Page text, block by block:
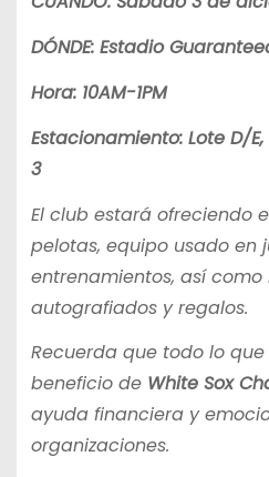
DÓNDE: Estadio
Hora: 10AM-1PM
Estacionamiento: Lote D/
3
El club estará ofreciendo
pelotas, equipo usado en
entrenamientos, así como
autografiados y regalos.
Recuerda que todo lo
beneficio de White Sox
ayuda financiera y
organizaciones.